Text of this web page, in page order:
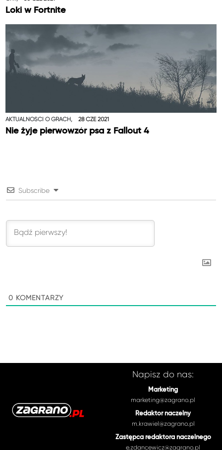
Loki w Fortnite
AKTUALNOŚCI O GRACH, 28 CZE 2021
Nie żyje pierwowzór psa z Fallout 4
Subscribe
0 KOMENTARZY
Napisz do nas:
Marketing
marketing@zagrano.pl
Redaktor naczelny
m.krawiel@zagrano.pl
Zastępca redaktora naczelnego
e.zdancewicz@zagrano.pl